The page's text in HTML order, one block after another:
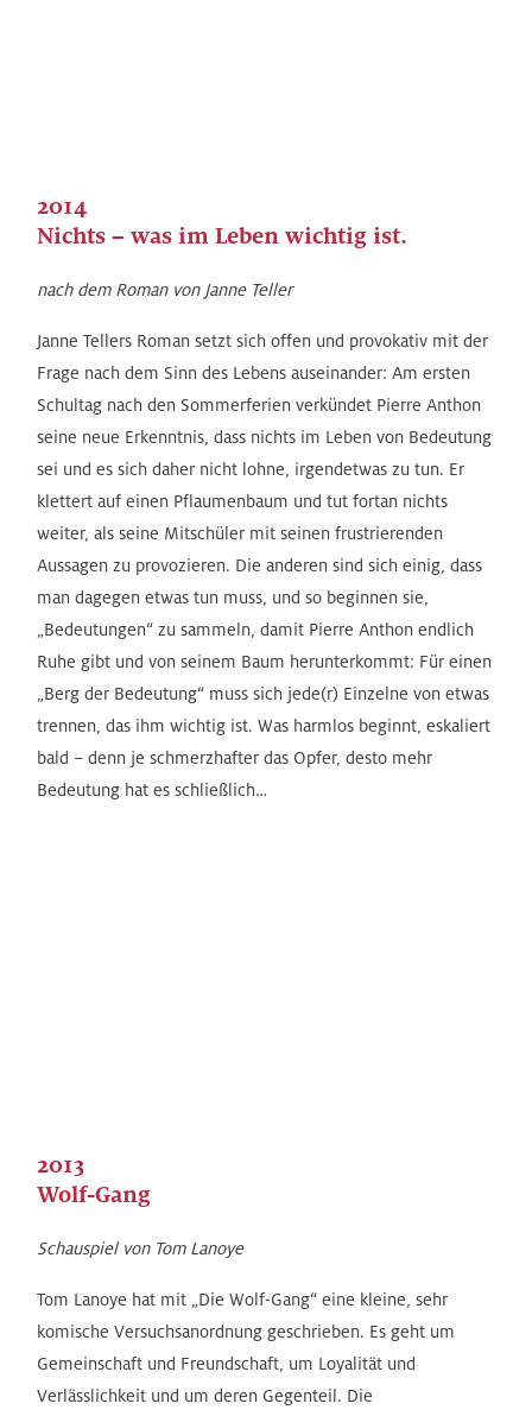
2014
Nichts – was im Leben wichtig ist.
nach dem Roman von Janne Teller
Janne Tellers Roman setzt sich offen und provokativ mit der
Frage nach dem Sinn des Lebens auseinander: Am ersten
Schultag nach den Sommerferien verkündet Pierre Anthon
seine neue Erkenntnis, dass nichts im Leben von Bedeutung
sei und es sich daher nicht lohne, irgendetwas zu tun. Er
klettert auf einen Pflaumenbaum und tut fortan nichts
weiter, als seine Mitschüler mit seinen frustrierenden
Aussagen zu provozieren. Die anderen sind sich einig, dass
man dagegen etwas tun muss, und so beginnen sie,
„Bedeutungen“ zu sammeln, damit Pierre Anthon endlich
Ruhe gibt und von seinem Baum herunterkommt: Für einen
„Berg der Bedeutung“ muss sich jede(r) Einzelne von etwas
trennen, das ihm wichtig ist. Was harmlos beginnt, eskaliert
bald – denn je schmerzhafter das Opfer, desto mehr
Bedeutung hat es schließlich…
2013
Wolf-Gang
Schauspiel von Tom Lanoye
Tom Lanoye hat mit „Die Wolf-Gang“ eine kleine, sehr
komische Versuchsanordnung geschrieben. Es geht um
Gemeinschaft und Freundschaft, um Loyalität und
Verlässlichkeit und um deren Gegenteil. Die